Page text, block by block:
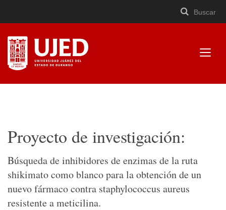
a
contenido
×
Buscar
Proyecto de investigación:
Búsqueda de inhibidores de enzimas de la ruta
shikimato como blanco para la obtención de un
nuevo fármaco contra staphylococcus aureus
resistente a meticilina.